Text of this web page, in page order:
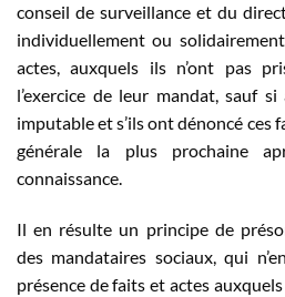
conseil de surveillance et du
individuellement ou
actes, auxquels ils n’ont pas
l’exercice de leur mandat, sauf
imputable et s’ils ont dénoncé ces
générale la plus prochaine
connaissance.
Il en résulte un principe de
des mandataires sociaux, qui
présence de faits et actes auxquels